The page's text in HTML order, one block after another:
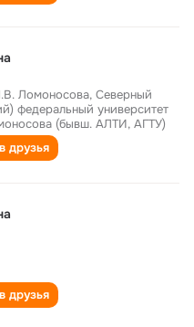
Ломоносова, Северный
федеральный университет
(бывш. АЛТИ, АГТУ)
друзья
друзья